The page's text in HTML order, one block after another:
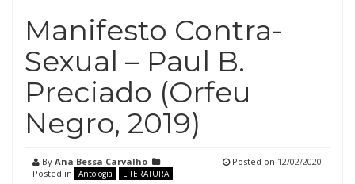
Manifesto Contra-
Sexual – Paul B.
Preciado (Orfeu
Negro, 2019)
By Ana Bessa Carvalho
Posted in
Antologia LITERATURA
Posted on 12/02/2020